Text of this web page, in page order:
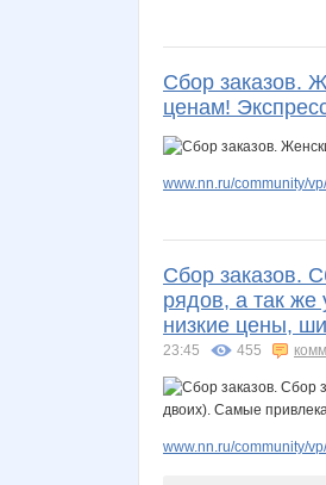
Сбор заказов.
ценам!
www.nn.ru/community/
Сбор заказов.
рядов, а так
низкие цены,
23:45 455
www.nn.ru/community/